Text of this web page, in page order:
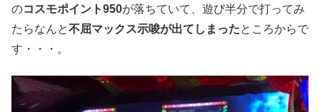
のコスモポイント950が落ちていて、遊び半分で打ってみ
たらなんと不屈マックス示唆が出てしまったところからで
す・・・。